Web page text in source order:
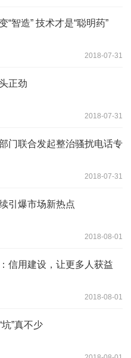
“智造” 技术才是“聪明药”
2018-07-31
正劲
2018-07-31
门联合发起整治骚扰电话专
2018-07-31
引爆市场新热点
2018-08-01
信用建设，让更多人获益
2018-08-01
”真不少